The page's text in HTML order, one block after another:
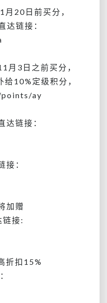
20日前买分，
达链接：
月3日之前买分，
10%定级积分，
points/ay
达链接：
接：
加赠
接:
折扣15%